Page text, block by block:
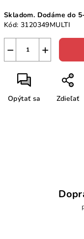
cena:
Skladom. Dodáme do
Kód: 3120349MULTI
+
−
Opýtať sa Zdieľať